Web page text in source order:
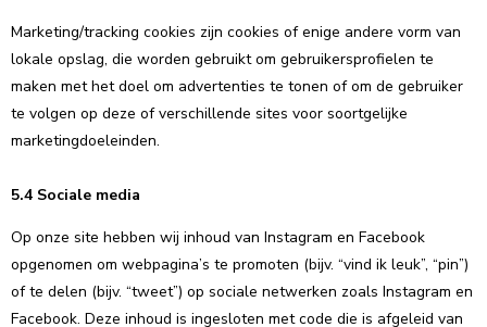
Marketing/tracking cookies zijn cookies of enige andere vorm van
lokale opslag, die worden gebruikt om gebruikersprofielen te
maken met het doel om advertenties te tonen of om de gebruiker
te volgen op deze of verschillende sites voor soortgelijke
marketingdoeleinden.
5.4 Sociale media
Op onze site hebben wij inhoud van Instagram en Facebook
opgenomen om webpagina’s te promoten (bijv. “vind ik leuk”, “pin”)
of te delen (bijv. “tweet”) op sociale netwerken zoals Instagram en
Facebook. Deze inhoud is ingesloten met code die is afgeleid van